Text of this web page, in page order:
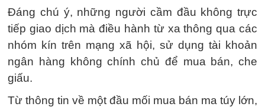
Đáng chú ý, những người cầm đầu không trực
tiếp giao dịch mà điều hành từ xa thông qua các
nhóm kín trên mạng xã hội, sử dụng tài khoản
ngân hàng không chính chủ để mua bán, che
giấu.
Từ thông tin về một đầu mối mua bán ma túy lớn,